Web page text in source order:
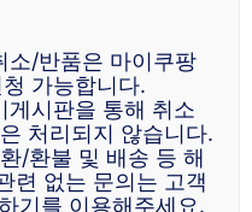
소/반품은 마이쿠팡
가능합니다.
게시판을 통해 취소
처리되지 않습니다.
/환불 및 배송 등 해
련 없는 문의는 고객
기를 이용해주세요.